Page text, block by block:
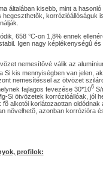
általában kisebb, mint a
korrózióállóságuk
658 °C-on 1,8% ennek
Igen nagy képlékenységû és
nemesítõvé válik az
Si kis mennyiségben van jelen,
nemesítéssel az ötvözet
fajlagos fevezése 30*106S/
Si ötvözetek korrózióállóak, jól
alkotói korlátozaottan
növelhetõ, azonban korrózióra
profilok: